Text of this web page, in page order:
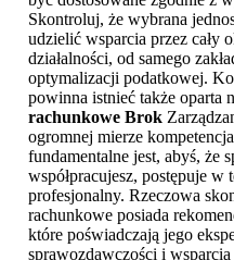
Skontroluj, że wybrana
udzielić wsparcia przez cały
działalności, od samego
optymalizacji podatkowej.
powinna istnieć także oparta
rachunkowe Brok
ogromnej mierze
fundamentalne jest, abyś, że
współpracujesz, postępuje w
profesjonalny. Rzeczowa
rachunkowe posiada
które poświadczają jego
sprawozdawczości i